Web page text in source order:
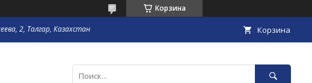
Корзина
2, Талгар, Казахстан Корзина